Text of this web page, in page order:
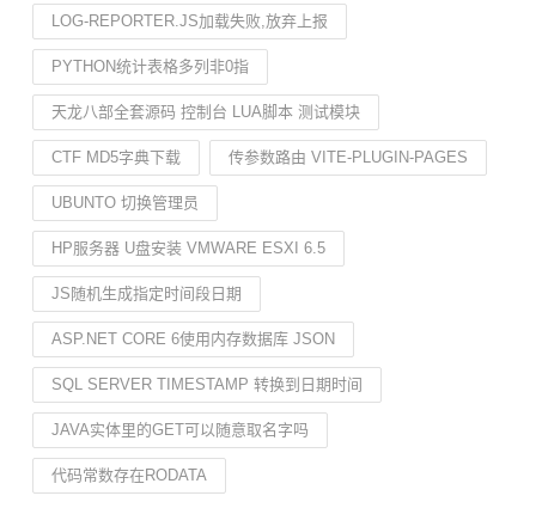
LOG-REPORTER.JS加载失败,放弃上报
PYTHON统计表格多列非0指
天龙八部全套源码 控制台 LUA脚本 测试模块
CTF MD5字典下载 传参数路由 VITE-PLUGIN-PAGES
UBUNTO 切换管理员
HP服务器 U盘安装 VMWARE ESXI 6.5
JS随机生成指定时间段日期
ASP.NET CORE 6使用内存数据库 JSON
SQL SERVER TIMESTAMP 转换到日期时间
JAVA实体里的GET可以随意取名字吗
代码常数存在RODATA